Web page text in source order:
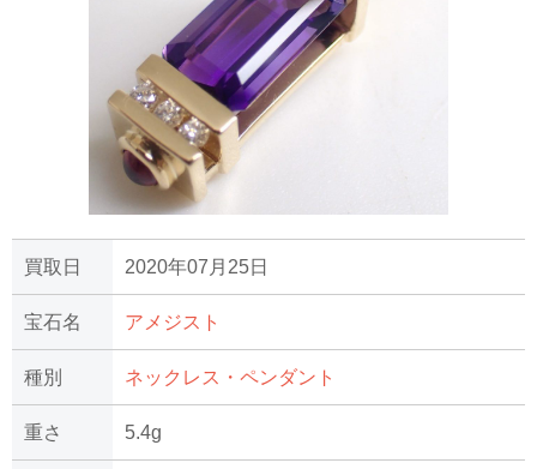
買取日 2020年07月25日
宝石名 アメジスト
種別 ネックレス・ペンダント
重さ 5.4g